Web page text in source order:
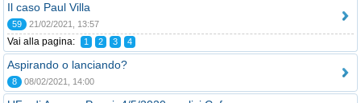
Il caso Paul Villa
59 21/02/2021, 13:57
Vai alla pagina: 1 2 3 4
Aspirando o lanciando?
8 08/02/2021, 14:00